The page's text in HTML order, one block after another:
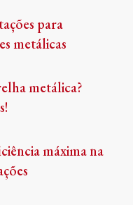
para
metálicas
metálica?
máxima na